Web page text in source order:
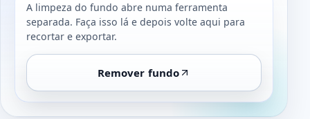
A limpeza do fundo abre numa ferramenta
separada. Faça isso lá e depois volte aqui para
recortar e exportar.
Remover fundo